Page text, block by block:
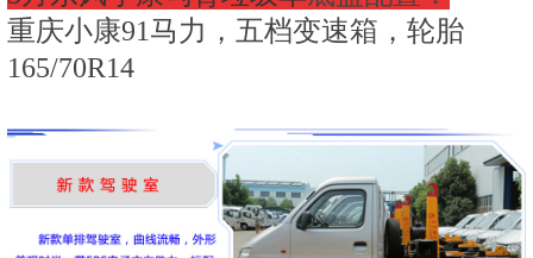
重庆小康91马力，五档变速箱，轮胎
165/70R14